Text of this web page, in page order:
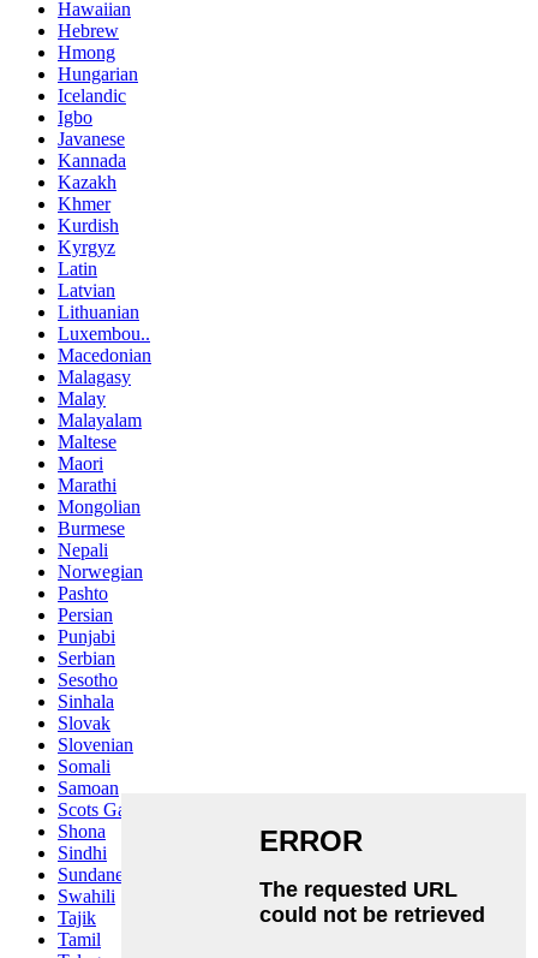
Hawaiian
Hebrew
Hmong
Hungarian
Icelandic
Igbo
Javanese
Kannada
Kazakh
Khmer
Kurdish
Kyrgyz
Latin
Latvian
Lithuanian
Luxembou..
Macedonian
Malagasy
Malay
Malayalam
Maltese
Maori
Marathi
Mongolian
Burmese
Nepali
Norwegian
Pashto
Persian
Punjabi
Serbian
Sesotho
Sinhala
Slovak
Slovenian
Somali
Samoan
Scots Gaelic
Shona
Sindhi
Sundanese
Swahili
Tajik
Tamil